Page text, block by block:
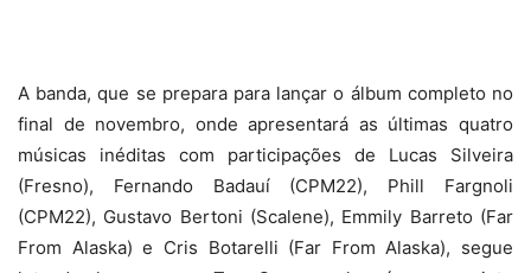
A banda, que se prepara para lançar o álbum completo no
final de novembro, onde apresentará as últimas quatro
músicas inéditas com participações de Lucas Silveira
(Fresno), Fernando Badauí (CPM22), Phill Fargnoli
(CPM22), Gustavo Bertoni (Scalene), Emmily Barreto (Far
From Alaska) e Cris Botarelli (Far From Alaska), segue